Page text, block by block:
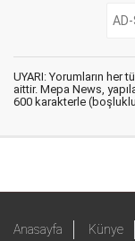
UYARI: Yorumların her
aittir. Mepa News,
600 karakterle (boşluklu)
Anasayfa Künye